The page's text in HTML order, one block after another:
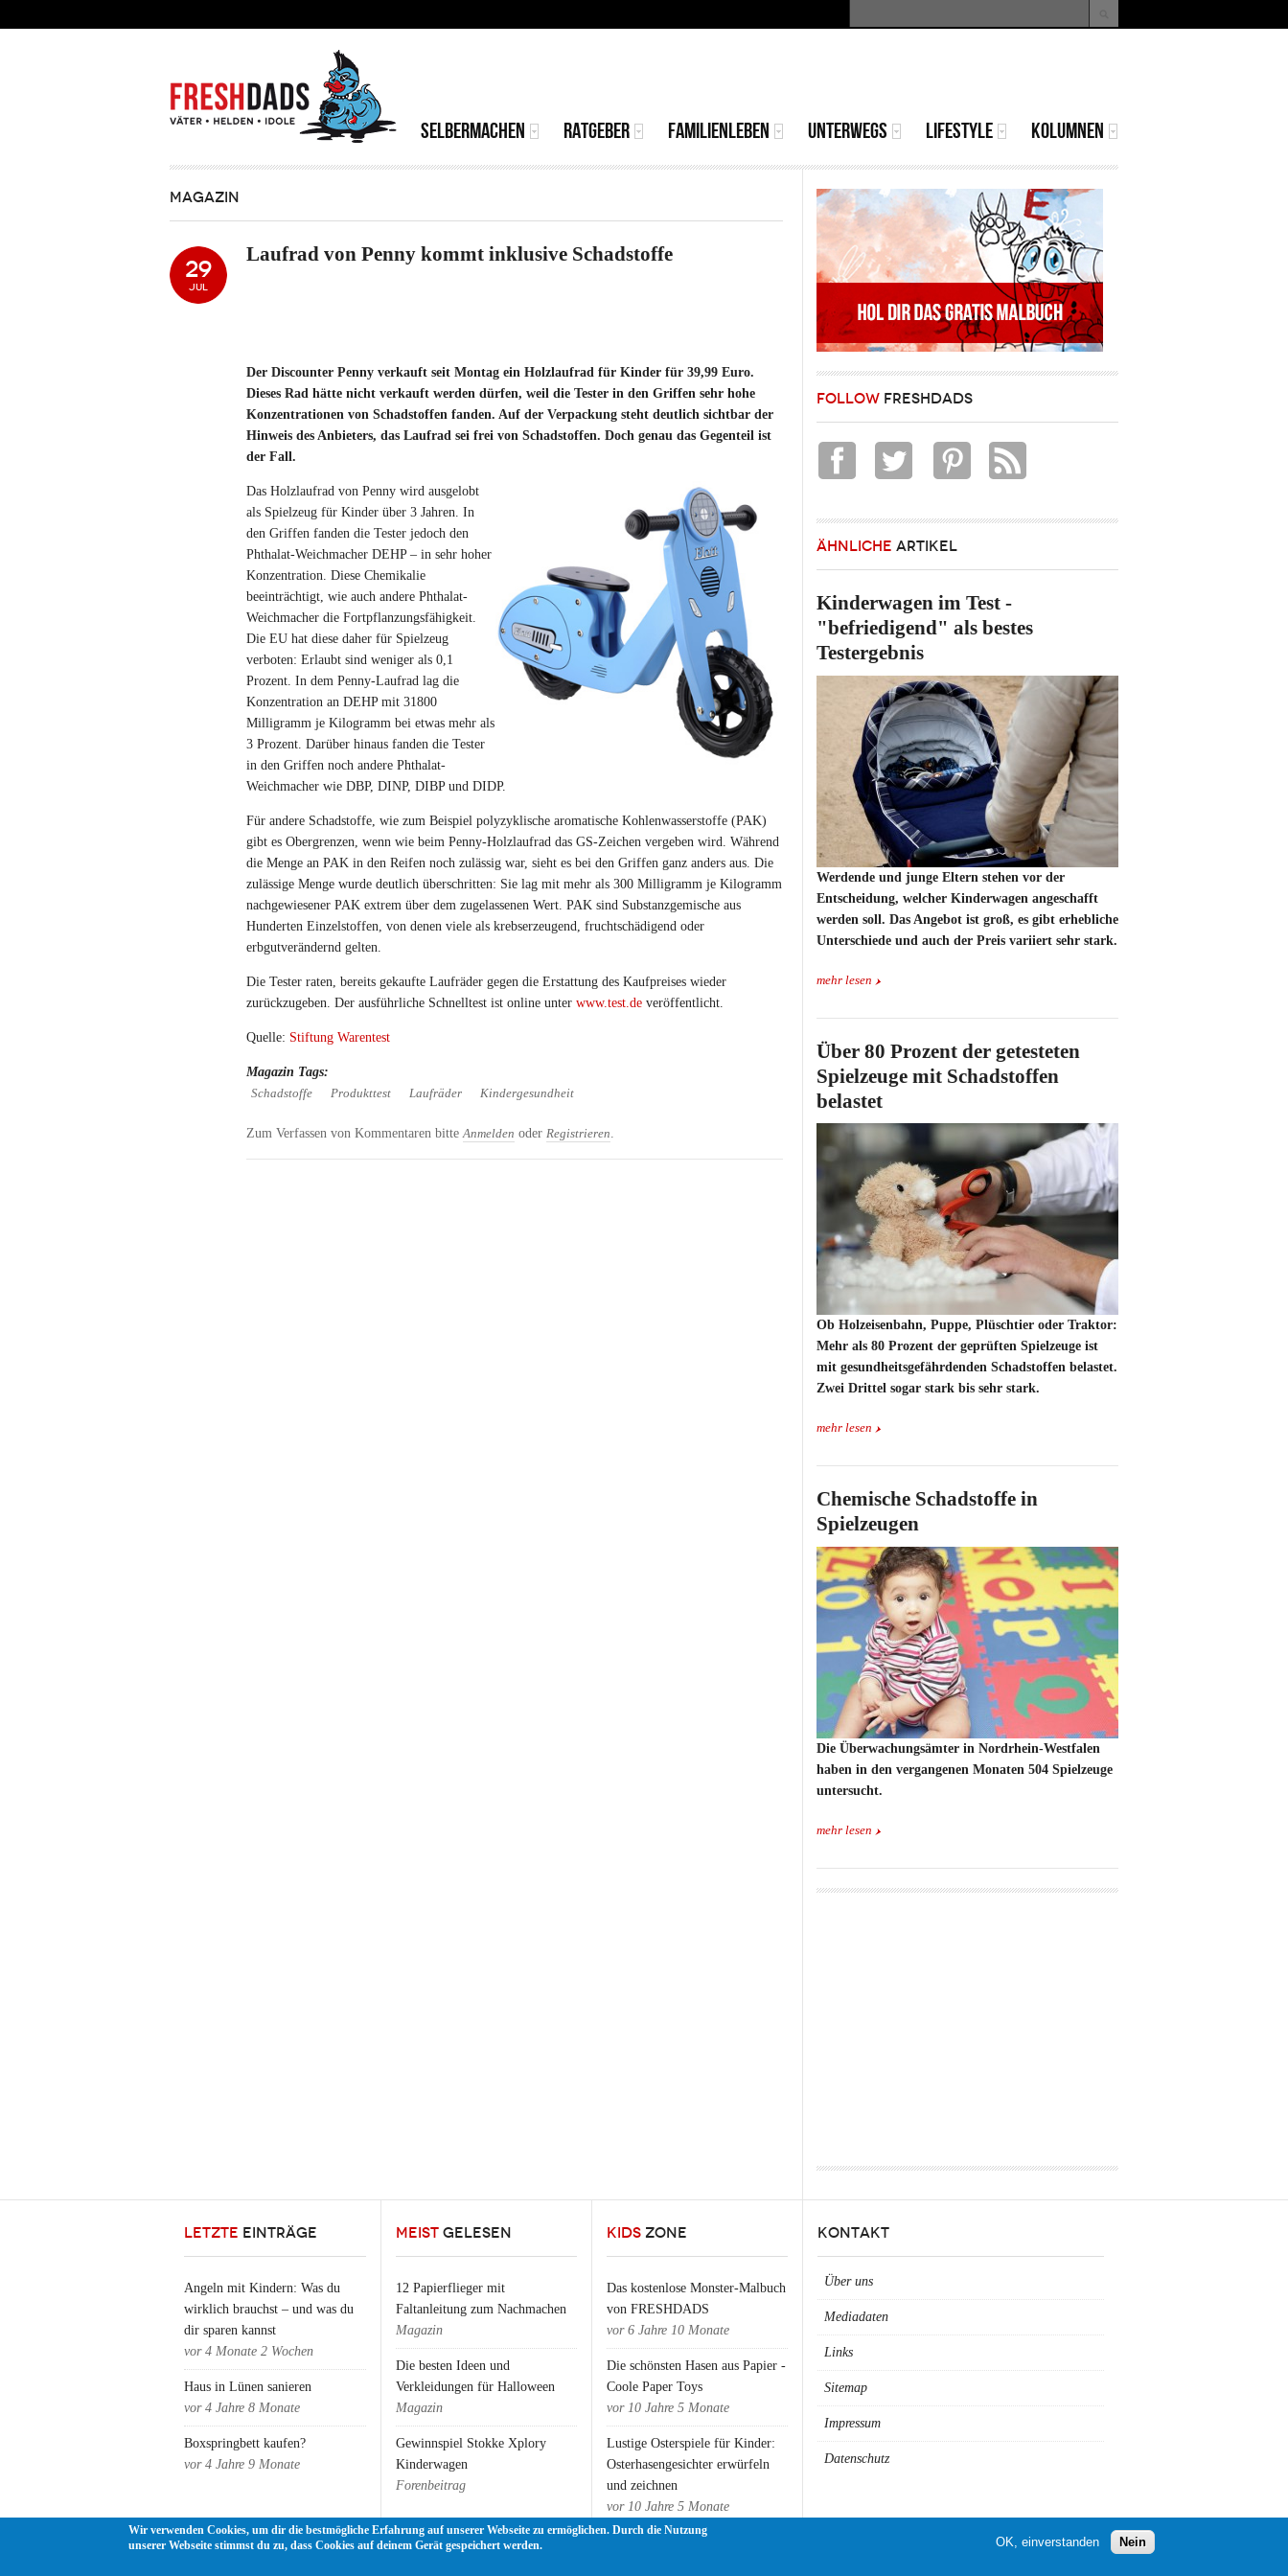
Suchformular
MAINMENU
SELBERMACHEN RATGEBER FAMILIENLEBEN UNTERWEGS LIFESTYLE KOLUMNEN
MAGAZIN
Laufrad von Penny kommt inklusive Schadstoffe
29
JUL
Der Discounter Penny verkauft seit Montag ein Holzlaufrad für Kinder für 39,99 Euro.
Dieses Rad hätte nicht verkauft werden dürfen, weil die Tester in den Griffen sehr hohe
Konzentrationen von Schadstoffen fanden. Auf der Verpackung steht deutlich sichtbar der
Hinweis des Anbieters, das Laufrad sei frei von Schadstoffen. Doch genau das Gegenteil ist
der Fall.
Das Holzlaufrad von Penny wird ausgelobt
als Spielzeug für Kinder über 3 Jahren. In
den Griffen fanden die Tester jedoch den
Phthalat-Weichmacher DEHP – in sehr hoher
Konzentration. Diese Chemikalie
beeinträchtigt, wie auch andere Phthalat-
Weichmacher die Fortpflanzungsfähigkeit.
Die EU hat diese daher für Spielzeug
verboten: Erlaubt sind weniger als 0,1
Prozent. In dem Penny-Laufrad lag die
Konzentration an DEHP mit 31800
Milligramm je Kilogramm bei etwas mehr als
3 Prozent. Darüber hinaus fanden die Tester
in den Griffen noch andere Phthalat-
Weichmacher wie DBP, DINP, DIBP und DIDP.
Für andere Schadstoffe, wie zum Beispiel polyzyklische aromatische Kohlenwasserstoffe (PAK)
gibt es Obergrenzen, wenn wie beim Penny-Holzlaufrad das GS-Zeichen vergeben wird. Während
die Menge an PAK in den Reifen noch zulässig war, sieht es bei den Griffen ganz anders aus. Die
zulässige Menge wurde deutlich überschritten: Sie lag mit mehr als 300 Milligramm je Kilogramm
nachgewiesener PAK extrem über dem zugelassenen Wert. PAK sind Substanzgemische aus
Hunderten Einzelstoffen, von denen viele als krebserzeugend, fruchtschädigend oder
erbgutverändernd gelten.
Die Tester raten, bereits gekaufte Laufräder gegen die Erstattung des Kaufpreises wieder
zurückzugeben. Der ausführliche Schnelltest ist online unter www.test.de veröffentlicht.
Quelle: Stiftung Warentest
Magazin Tags:
Schadstoffe Produkttest Laufräder Kindergesundheit
Zum Verfassen von Kommentaren bitteAnmelden oder Registrieren.
FOLLOW FRESHDADS
ÄHNLICHE ARTIKEL
Kinderwagen im Test -
"befriedigend" als bestes
Testergebnis
Werdende und junge Eltern stehen vor der
Entscheidung, welcher Kinderwagen angeschafft
werden soll. Das Angebot ist groß, es gibt erhebliche
Unterschiede und auch der Preis variiert sehr stark.
mehr lesen
Über 80 Prozent der getesteten
Spielzeuge mit Schadstoffen
belastet
Ob Holzeisenbahn, Puppe, Plüschtier oder Traktor:
Mehr als 80 Prozent der geprüften Spielzeuge ist
mit gesundheitsgefährdenden Schadstoffen belastet.
Zwei Drittel sogar stark bis sehr stark.
mehr lesen
Chemische Schadstoffe in
Spielzeugen
Die Überwachungsämter in Nordrhein-Westfalen
haben in den vergangenen Monaten 504 Spielzeuge
untersucht.
mehr lesen
LETZTE EINTRÄGE
Angeln mit Kindern: Was du
wirklich brauchst – und was du
dir sparen kannst
vor 4 Monate 2 Wochen
Haus in Lünen sanieren
vor 4 Jahre 8 Monate
Boxspringbett kaufen?
vor 4 Jahre 9 Monate
MEIST GELESEN
12 Papierflieger mit
Faltanleitung zum Nachmachen
Magazin
Die besten Ideen und
Verkleidungen für Halloween
Magazin
Gewinnspiel Stokke Xplory
Kinderwagen
Forenbeitrag
KIDS ZONE
Das kostenlose Monster-Malbuch
von FRESHDADS
vor 6 Jahre 10 Monate
Die schönsten Hasen aus Papier -
Coole Paper Toys
vor 10 Jahre 5 Monate
Lustige Osterspiele für Kinder:
Osterhasengesichter erwürfeln
und zeichnen
vor 10 Jahre 5 Monate
KONTAKT
Über uns
Mediadaten
Links
Sitemap
Impressum
Datenschutz
Wir verwenden Cookies, um dir die bestmögliche Erfahrung auf unserer Webseite zu ermöglichen. Durch die Nutzung
unserer Webseite stimmst du zu, dass Cookies auf deinem Gerät gespeichert werden.
OK, einverstanden Nein